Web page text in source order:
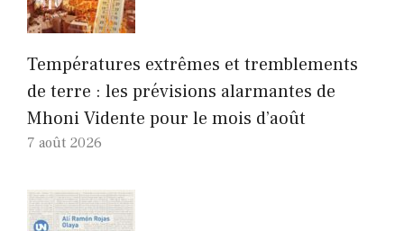
Températures extrêmes et tremblements
de terre : les prévisions alarmantes de
Mhoni Vidente pour le mois d’août
7 août 2026